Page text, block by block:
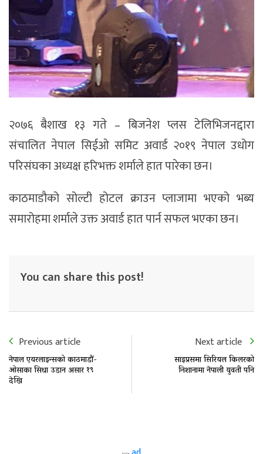
२०७६ बैशाख १३ गते – बिजनेश प्लस टेलिभिजनद्दारा
संचालित नेपाल सिईओ समिट अवार्ड २०१९ नेपाल उधोग
परिसंघका अध्यक्ष हरिभक्त शर्माले हात पारेका छन।
काठमाडौको सोल्टी होटल क्राउन प्लाजामा भएको भब्य
समारोहमा शर्माले उक्त अवार्ड हात पार्न सफल भएका छन।
You can share this post!
Previous article
नेपाल एयरलाइन्सको काठमाडौं-
ओसाका सिधा उडान असार १९
देखि
Next article
साइप्रसमा सिरियल किलरको
निशानामा नेपाली युवती पनि